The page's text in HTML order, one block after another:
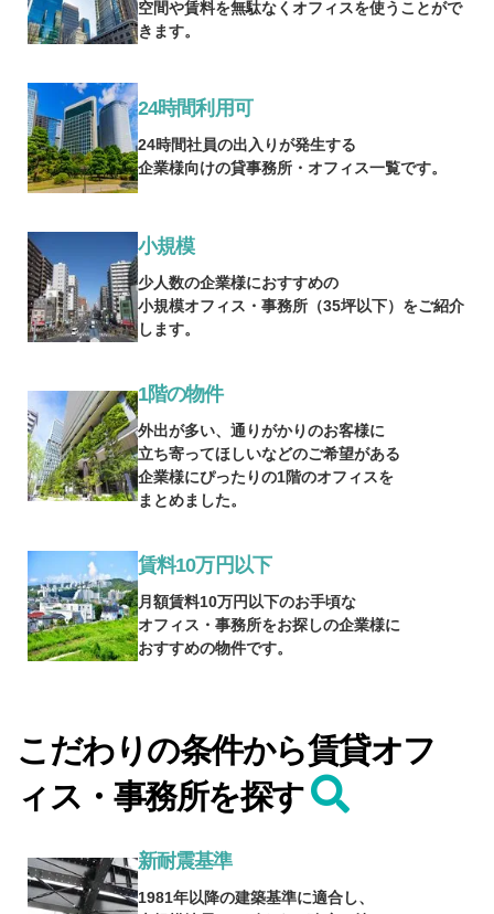
空間や賃料を無駄なくオフィスを使うことがで
きます。
24時間利用可
24時間社員の出入りが発生する
企業様向けの貸事務所・オフィス一覧です。
小規模
少人数の企業様におすすめの
小規模オフィス・事務所（35坪以下）をご紹介
します。
1階の物件
外出が多い、通りがかりのお客様に
立ち寄ってほしいなどのご希望がある
企業様にぴったりの1階のオフィスを
まとめました。
賃料10万円以下
月額賃料10万円以下のお手頃な
オフィス・事務所をお探しの企業様に
おすすめの物件です。
こだわりの条件から賃貸オフ
ィス・事務所を探す
新耐震基準
1981年以降の建築基準に適合し、